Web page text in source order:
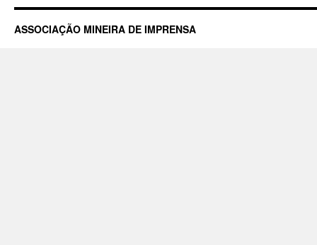
ASSOCIAÇÃO MINEIRA DE IMPRENSA